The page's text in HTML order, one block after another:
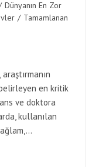
Dünyanın En Zor
/ Tamamlanan
en kritik
ve doktora
kullanılan